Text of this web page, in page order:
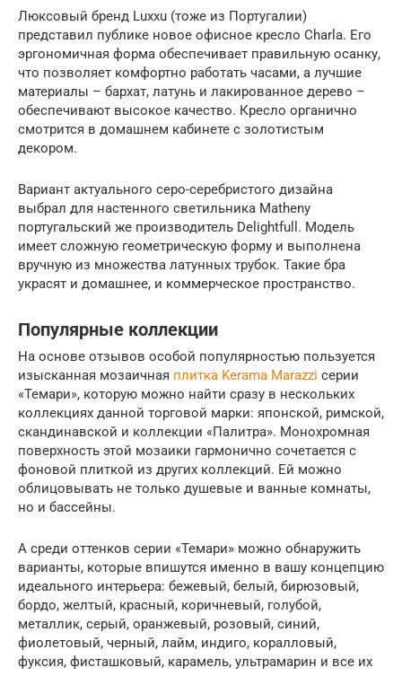
Люксовый бренд Luxxu (тоже из Португалии)
представил публике новое офисное кресло Charla. Его
эргономичная форма обеспечивает правильную осанку,
что позволяет комфортно работать часами, а лучшие
материалы – бархат, латунь и лакированное дерево –
обеспечивают высокое качество. Кресло органично
смотрится в домашнем кабинете с золотистым
декором.
Вариант актуального серо-серебристого дизайна
выбрал для настенного светильника Matheny
португальский же производитель Delightfull. Модель
имеет сложную геометрическую форму и выполнена
вручную из множества латунных трубок. Такие бра
украсят и домашнее, и коммерческое пространство.
Популярные коллекции
На основе отзывов особой популярностью пользуется
изысканная мозаичная плитка Kerama Marazzi серии
«Темари», которую можно найти сразу в нескольких
коллекциях данной торговой марки: японской, римской,
скандинавской и коллекции «Палитра». Монохромная
поверхность этой мозаики гармонично сочетается с
фоновой плиткой из других коллекций. Ей можно
облицовывать не только душевые и ванные комнаты,
но и бассейны.
А среди оттенков серии «Темари» можно обнаружить
варианты, которые впишутся именно в вашу концепцию
идеального интерьера: бежевый, белый, бирюзовый,
бордо, желтый, красный, коричневый, голубой,
металлик, серый, оранжевый, розовый, синий,
фиолетовый, черный, лайм, индиго, коралловый,
фуксия, фисташковый, карамель, ультрамарин и все их